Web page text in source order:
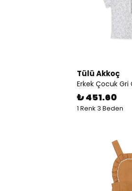
Tülü Akkoç
Erkek Çocuk Gri
₺ 451.60
1 Renk 3 Beden